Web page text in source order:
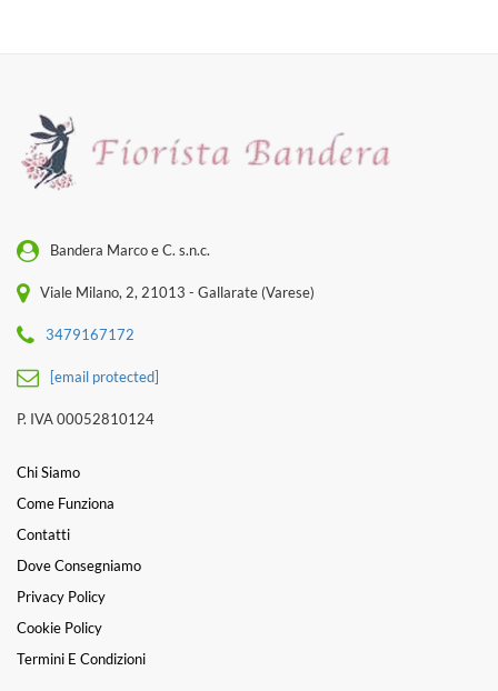
Bandera Marco e C. s.n.c.
Viale Milano, 2, 21013 - Gallarate (Varese)
3479167172
[email protected]
P. IVA 00052810124
Chi Siamo
Come Funziona
Contatti
Dove Consegniamo
Privacy Policy
Cookie Policy
Termini E Condizioni